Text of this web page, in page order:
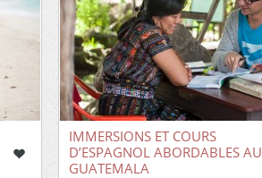
IMMERSIONS ET COURS
D’ESPAGNOL ABORDABLES AU
GUATEMALA